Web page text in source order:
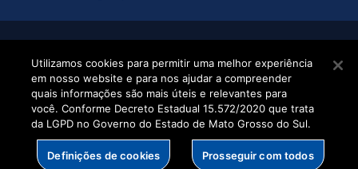
Executiva de
Transformação Digital
Utilizamos cookies para permitir uma melhor experiência
em nosso website e para nos ajudar a compreender
quais informações são mais úteis e relevantes para
você. Conforme Decreto Estadual 15.572/2020 que trata
da LGPD no Governo do Estado de Mato Grosso do Sul.
Definições de cookies Prosseguir com todos